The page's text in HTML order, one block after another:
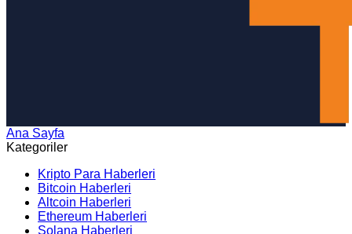
Ana Sayfa
Kategoriler
Kripto Para Haberleri
Bitcoin Haberleri
Altcoin Haberleri
Ethereum Haberleri
Solana Haberleri